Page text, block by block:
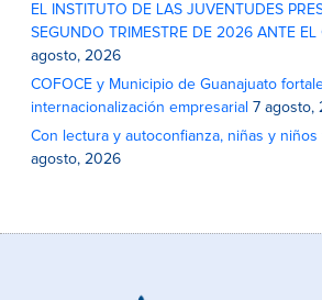
EL INSTITUTO DE LAS JUVENTUDES
SEGUNDO TRIMESTRE DE 2026 ANTE EL
agosto, 2026
COFOCE y Municipio de Guanajuato
internacionalización empresarial 7 agosto,
Con lectura y autoconfianza, niñas y
agosto, 2026